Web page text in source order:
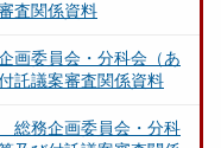
査関係資料
画委員会・分科会（あ
託議案審査関係資料
総務企画委員会・分科